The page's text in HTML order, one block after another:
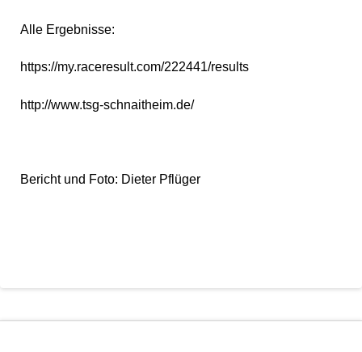
Alle Ergebnisse:
https://my.raceresult.com/222441/results
http://www.tsg-schnaitheim.de/
Bericht und Foto: Dieter Pflüger